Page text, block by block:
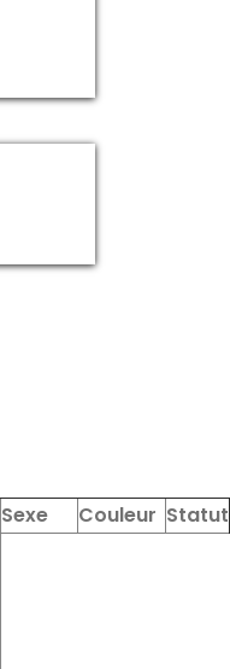
Sexe Couleur Statut